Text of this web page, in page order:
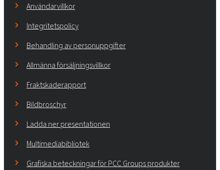
Användarvillkor
Integritetspolicy
Behandling av personuppgifter
Allmänna försäljningsvillkor
Fraktskaderapport
Bildbroschyr
Ladda ner presentationen
Multimediabibliotek
Grafiska beteckningar för PCC Groups produkter